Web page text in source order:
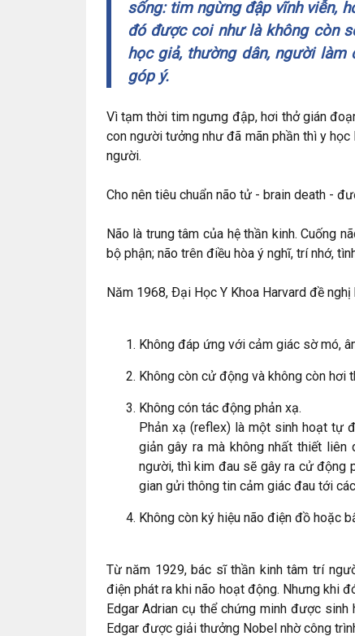
sống: tim ngừng đập vĩnh viễn,
đó được coi như là không còn
học giả, thường dân, người làm
góp ý.
Vì tạm thời tim ngưng đập, hơi thở gián
con người tưởng như đã mãn phần thì y
người.
Cho nên tiêu chuẩn não tử - brain death -
Não là trung tâm của hệ thần kinh. Cuống
bộ phận; não trên điều hòa ý nghĩ, trí nhớ,
Năm 1968, Ðại Học Y Khoa Harvard đề
Không đáp ứng với cảm giác sờ mó,
Không còn cử động và không còn hơi
Không cón tác động phản xạ.
Phản xạ (reflex) là một sinh hoạt tự
giản gây ra mà không nhất thiết liên
người, thì kim đau sẽ gây ra cử động
gian gửi thông tin cảm giác đau tới
Không còn ký hiệu não điện đồ hoặc
Từ năm 1929, bác sĩ thần kinh tâm trí
điện phát ra khi não hoạt động. Nhưng khi
Edgar Adrian cụ thể chứng minh được
Edgar được giải thưởng Nobel nhờ công